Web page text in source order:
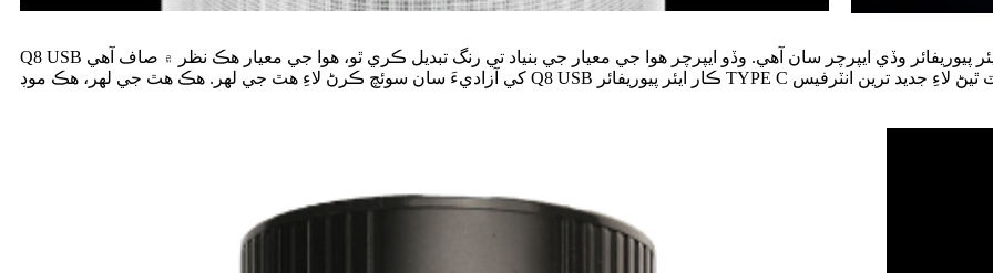
Q8 USB ڪار ايئر پيوريفائر وڏي ايپرچر سان آهي. وڏو ايپرچر هوا جي معيار جي بنياد تي رنگ تبديل ڪري ٿو، هوا جي معيار هڪ نظر ۾ صاف آهي. Q8 USB ڪار ايئر پيوريفائر اشارو سينسر سان آهي. موڊ